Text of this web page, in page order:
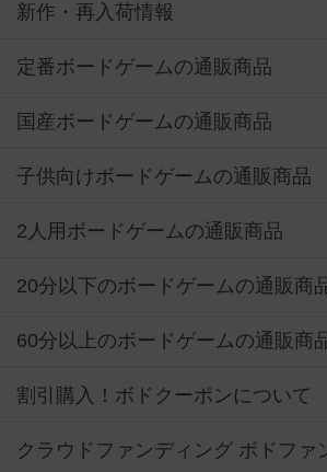
新作・再入荷情報
定番ボードゲームの通販商品
国産ボードゲームの通販商品
子供向けボードゲームの通販商品
2人用ボードゲームの通販商品
20分以下のボードゲームの通販商
60分以上のボードゲームの通販商
割引購入！ボドクーポンについて
クラウドファンディング ボドファ